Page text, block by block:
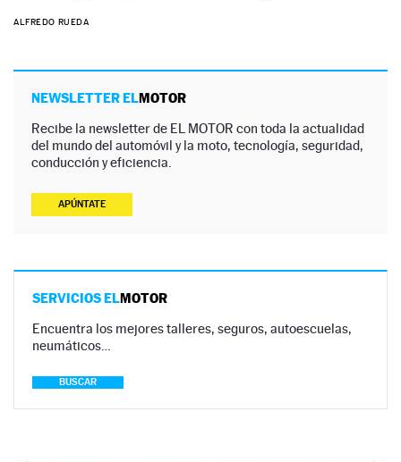
ALFREDO RUEDA
NEWSLETTER ELMOTOR
Recibe la newsletter de EL MOTOR con toda la actualidad
del mundo del automóvil y la moto, tecnología, seguridad,
conducción y eficiencia.
APÚNTATE
SERVICIOS ELMOTOR
Encuentra los mejores talleres, seguros, autoescuelas,
neumáticos…
BUSCAR